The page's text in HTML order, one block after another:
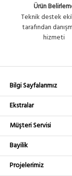
Ürün
Teknik destek
tarafından
hizmeti
Bilgi Sayfalarımız
Ekstralar
Müşteri Servisi
Bayilik
Projelerimiz